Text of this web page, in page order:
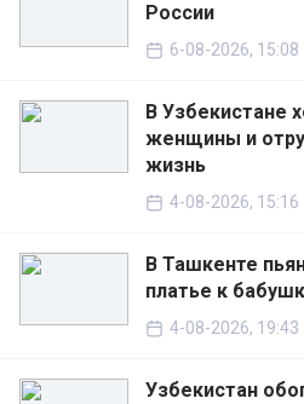
России
6-08-2026, 15:08
В Узбекистане
женщины и
жизнь
4-08-2026, 15:16
В Ташкенте
платье к
4-08-2026, 19:43
Узбекистан